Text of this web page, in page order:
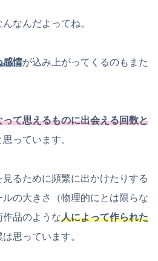
なんだよってね。
感情が込み上がってくるのもまた
って思えるものに出会える回数と
思っています。
るために頻繁に出かけたりする
の大きさ（物理的にとは限らな
品のような人によって作られた
は思っています。